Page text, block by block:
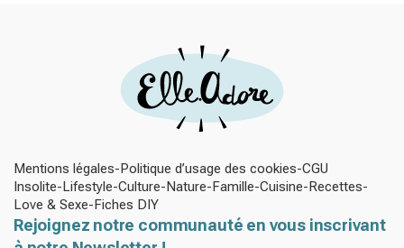
Mentions légales Politique d’usage des cookies CGU
Insolite Lifestyle Culture Nature Famille Cuisine Recettes
Love & Sexe Fiches DIY
Rejoignez notre communauté en vous inscrivant